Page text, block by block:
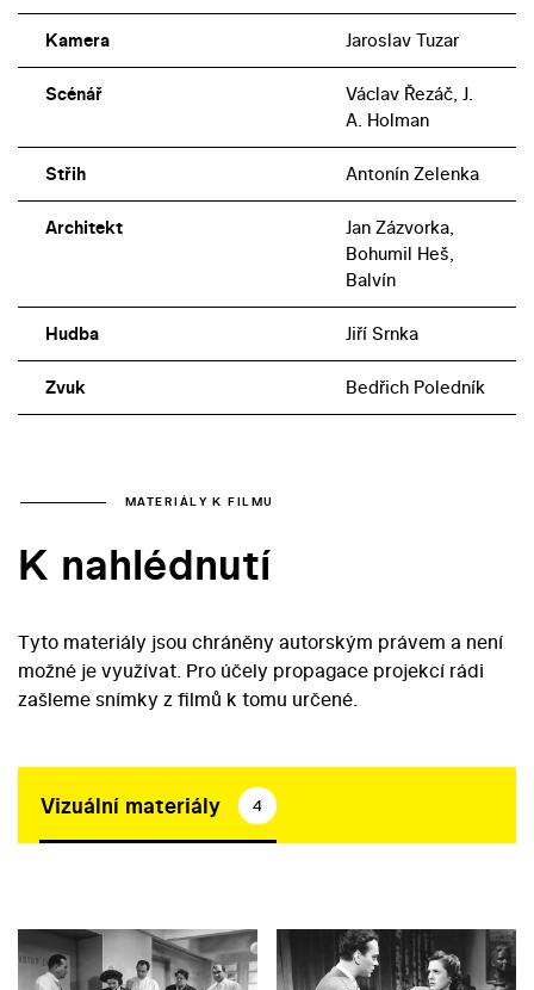
Kamera Jaroslav Tuzar
Scénář
Václav Řezáč, J.
A. Holman
Střih Antonín Zelenka
Architekt
Jan Zázvorka,
Bohumil Heš,
Balvín
Hudba Jiří Srnka
Zvuk Bedřich Poledník
MATERIÁLY K FILMU
K nahlédnutí
Tyto materiály jsou chráněny autorským právem a není
možné je využívat. Pro účely propagace projekcí rádi
zašleme snímky z filmů k tomu určené.
Vizuální materiály 4